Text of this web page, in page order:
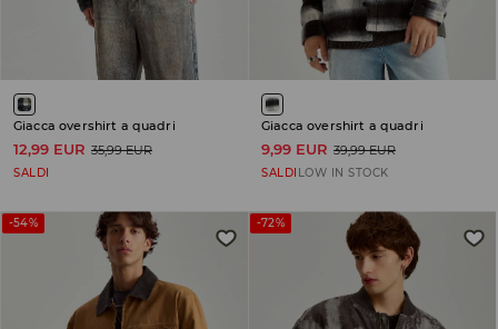
Giacca overshirt a quadri
12,99 EUR 35,99 EUR
SALDI
Giacca overshirt a quadri
9,99 EUR 39,99 EUR
SALDI LOW IN STOCK
-54% -72%